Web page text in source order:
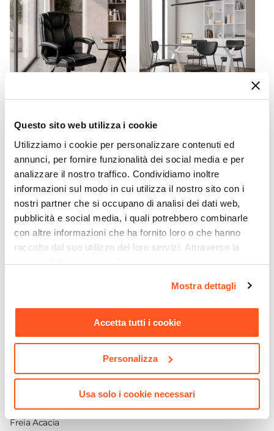
Questo sito web utilizza i cookie
Utilizziamo i cookie per personalizzare contenuti ed
annunci, per fornire funzionalità dei social media e per
analizzare il nostro traffico. Condividiamo inoltre
informazioni sul modo in cui utilizza il nostro sito con i
nostri partner che si occupano di analisi dei dati web,
pubblicità e social media, i quali potrebbero combinarle
con altre informazioni che ha fornito loro o che hanno
raccolto dal suo utilizzo dei loro servizi. Attraverso la
sezione "Mostra dettagli" è possibile gestire le proprie
momento. Per maggiori informazioni si invita a leggere la
nostraCookie Policy.
Mostra dettagli
Accetta tutti i cookie
Personalizza
Usa solo i cookie necessari
118 cm
Altezza
75 cm
Profondità
Colore Piano
Cassetti
Colore Gambe
Materiale Piano
Legno di acacia
Materiale Gambe
Metallo
Materiale Maniglie E Pomelli
1 cassetto
CODICE:PCT-N
Poltrona da ufficio girevole
con doppia imbottitura in
similpelle nera e braccioli
imbottiti - Octo
€ 87,00
CODICE:
Set 4 sedie da ufficio in
similpelle nera con gambe
nere - Flaminia
€ 156,00
CODICE:FRA-9M
legno di acacia e metallo
con interno grigio scuro -
Freia Acacia
CODICE:ZCR-N
schienale reclinabile in
similpelle nero - Zachary